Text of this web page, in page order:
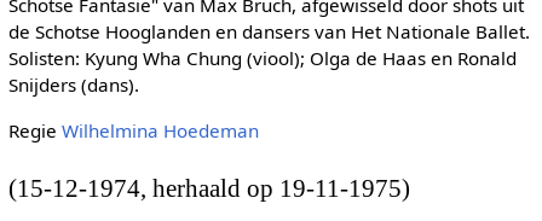
Schotse Fantasie" van Max Bruch, afgewisseld door shots uit
de Schotse Hooglanden en dansers van Het Nationale Ballet.
Solisten: Kyung Wha Chung (viool); Olga de Haas en Ronald
Snijders (dans).
Regie Wilhelmina Hoedeman
(15-12-1974, herhaald op 19-11-1975)